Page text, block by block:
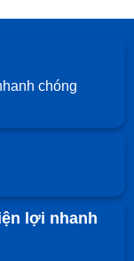
chóng
lợi nhanh